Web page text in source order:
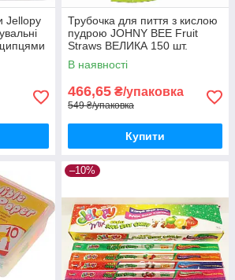
Jellopy
Трубочка для пиття з кислою
пудрою JOHNY BEE Fruit
Straws ВЕЛИКА 150 шт.
В наявності
466,65 ₴/упаковка
549 ₴/упаковка
Купити
–10%